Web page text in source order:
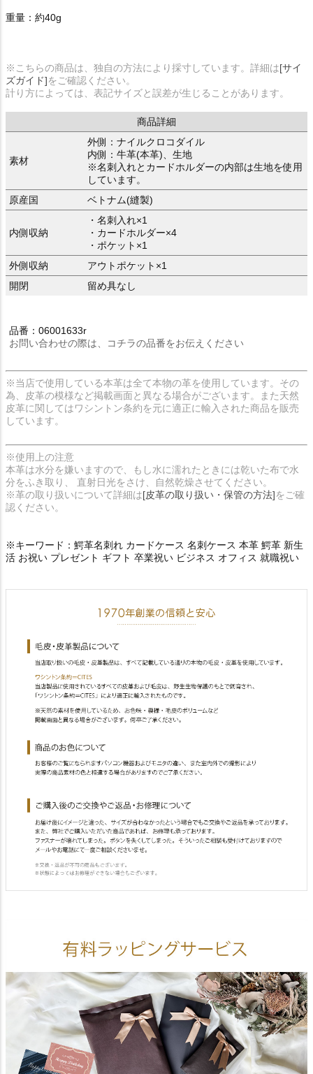
重量：約40g
※こちらの商品は、独自の方法により採寸しています。詳細は[サイ
ズガイド]をご確認ください。
計り方によっては、表記サイズと誤差が生じることがあります。
商品詳細
素材
外側：ナイルクロコダイル
内側：牛革(本革)、生地
※名刺入れとカードホルダーの内部は生地を使用
しています。
原産国
ベトナム(縫製)
内側収納
・名刺入れ×1
・カードホルダー×4
・ポケット×1
外側収納
アウトポケット×1
開閉
留め具なし
品番：06001633r
お問い合わせの際は、コチラの品番をお伝えください
※当店で使用している本革は全て本物の革を使用しています。その
為、皮革の模様など掲載画面と異なる場合がございます。また天然
皮革に関してはワシントン条約を元に適正に輸入された商品を販売
しています。
※使用上の注意
本革は水分を嫌いますので、もし水に濡れたときには乾いた布で水
分をふき取り、 直射日光をさけ、自然乾燥させてください。
※革の取り扱いについて詳細は[皮革の取り扱い・保管の方法]をご確
認ください。
※キーワード：鰐革名刺れ カードケース 名刺ケース 本革 鰐革 新生
活 お祝い プレゼント ギフト 卒業祝い ビジネス オフィス 就職祝い